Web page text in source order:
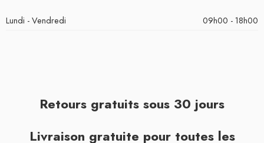
Lundi - Vendredi 09h00 - 18h00
Retours gratuits sous 30 jours
Livraison gratuite pour toutes les